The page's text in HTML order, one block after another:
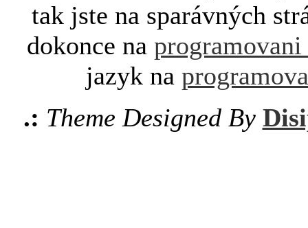
tak jste na sparávných
dokonce na programovani
jazyk na
.: Theme Designed By